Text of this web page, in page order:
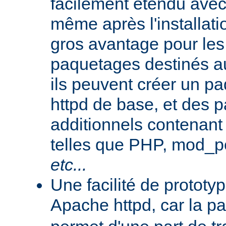
même après
gros avantage pour
paquetages destinés
ils peuvent créer un
httpd de base, et des
additionnels
telles que PHP,
etc...
Une facilité de
Apache httpd, car la